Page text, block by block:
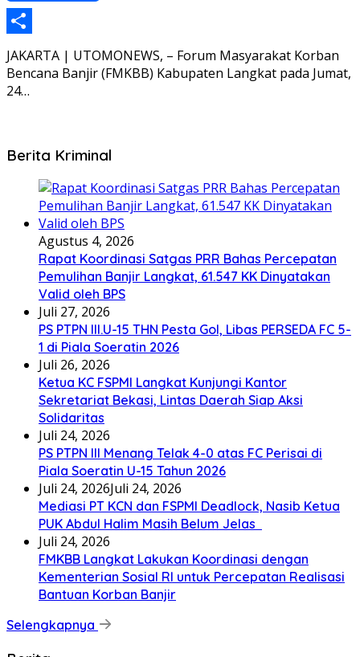
Share
JAKARTA | UTOMONEWS, – Forum Masyarakat Korban
Bencana Banjir (FMKBB) Kabupaten Langkat pada Jumat,
24…
Berita Kriminal
Agustus 4, 2026
Rapat Koordinasi Satgas PRR Bahas Percepatan
Pemulihan Banjir Langkat, 61.547 KK Dinyatakan
Valid oleh BPS
Juli 27, 2026
PS PTPN III.U-15 THN Pesta Gol, Libas PERSEDA FC 5-
1 di Piala Soeratin 2026
Juli 26, 2026
Ketua KC FSPMI Langkat Kunjungi Kantor
Sekretariat Bekasi, Lintas Daerah Siap Aksi
Solidaritas
Juli 24, 2026
PS PTPN III Menang Telak 4-0 atas FC Perisai di
Piala Soeratin U-15 Tahun 2026
Juli 24, 2026Juli 24, 2026
Mediasi PT KCN dan FSPMI Deadlock, Nasib Ketua
PUK Abdul Halim Masih Belum Jelas
Juli 24, 2026
FMKBB Langkat Lakukan Koordinasi dengan
Kementerian Sosial RI untuk Percepatan Realisasi
Bantuan Korban Banjir
Selengkapnya